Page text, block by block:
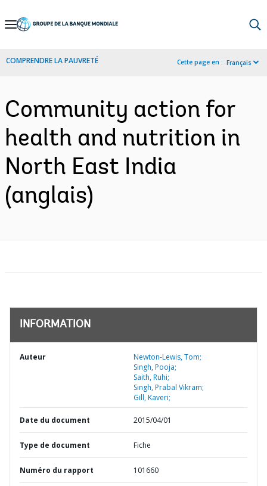
Skip
Navigation
COMPRENDRE LA PAUVRETÉ Cette page en : Français
Community action for
health and nutrition in
North East India
(anglais)
INFORMATION
Auteur
Newton-Lewis, Tom;
Singh, Pooja;
Saith, Ruhi;
Singh, Prabal Vikram;
Gill, Kaveri;
Date du document 2015/04/01
Type de document Fiche
Numéro du rapport 101660